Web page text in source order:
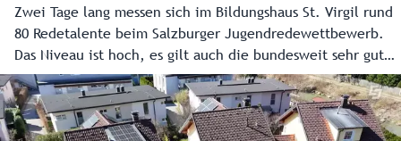
Zwei Tage lang messen sich im Bildungshaus St. Virgil rund
80 Redetalente beim Salzburger Jugendredewettbewerb.
Das Niveau ist hoch, es gilt auch die bundesweit sehr guten
Ergebnisse aus den letzten Jahren zu verteidigen.